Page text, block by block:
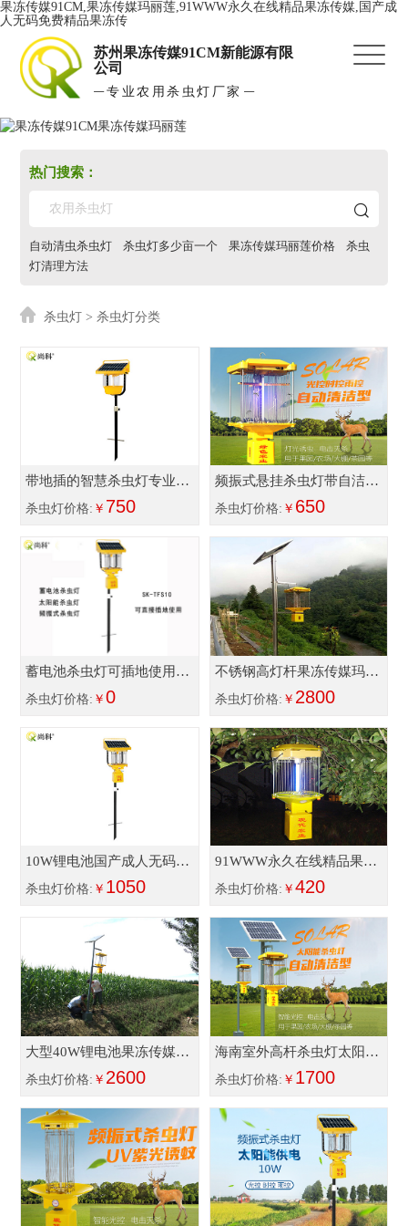
果冻传媒91CM,果冻传媒玛丽莲,91WWW永久在线精品果冻传媒,国产成
人无码免费精品果冻传
苏州果冻传媒91CM新能源有限
公司
专业农用杀虫灯厂家
热门搜索：
自动清虫杀虫灯 杀虫灯多少亩一个 果冻传媒玛丽莲价格
杀虫
灯清理方法
杀虫灯 > 杀虫灯分类
带地插的智慧杀虫灯专业农
用杀虫灯
杀虫灯价格: ￥ 750
频振式悬挂杀虫灯带自洁功
能
杀虫灯价格: ￥ 650
蓄电池杀虫灯可插地使用的
农用杀虫灯
杀虫灯价格: ￥0
不锈钢高灯杆果冻传媒玛丽
莲高3米
杀虫灯价格: ￥ 2800
10W锂电池国产成人无码免
费精品果冻传太阳能充电
杀虫灯价格: ￥ 1050
91WWW永久在线精品果冻
传媒FS018接220V电压
杀虫灯价格: ￥ 420
大型40W锂电池果冻传媒玛
丽莲TDZ40
杀虫灯价格: ￥ 2600
海南室外高杆杀虫灯太阳能
供电环保
杀虫灯价格: ￥ 1700